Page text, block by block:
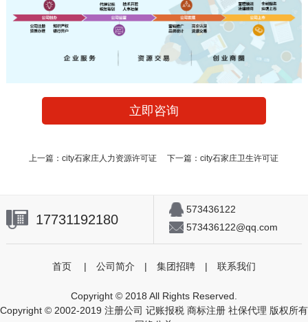
立即咨询
上一篇：city石家庄人力资源许可证 下一篇：city石家庄卫生许可证
17731192180
573436122
573436122@qq.com
首页 | 公司简介 | 集团招聘 | 联系我们
Copyright © 2018 All Rights Reserved.
Copyright © 2002-2019 注册公司 记账报税 商标注册 社保代理 版权所有